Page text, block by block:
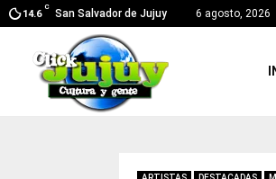
14.6
C
San Salvador de Jujuy 6 agosto, 2026